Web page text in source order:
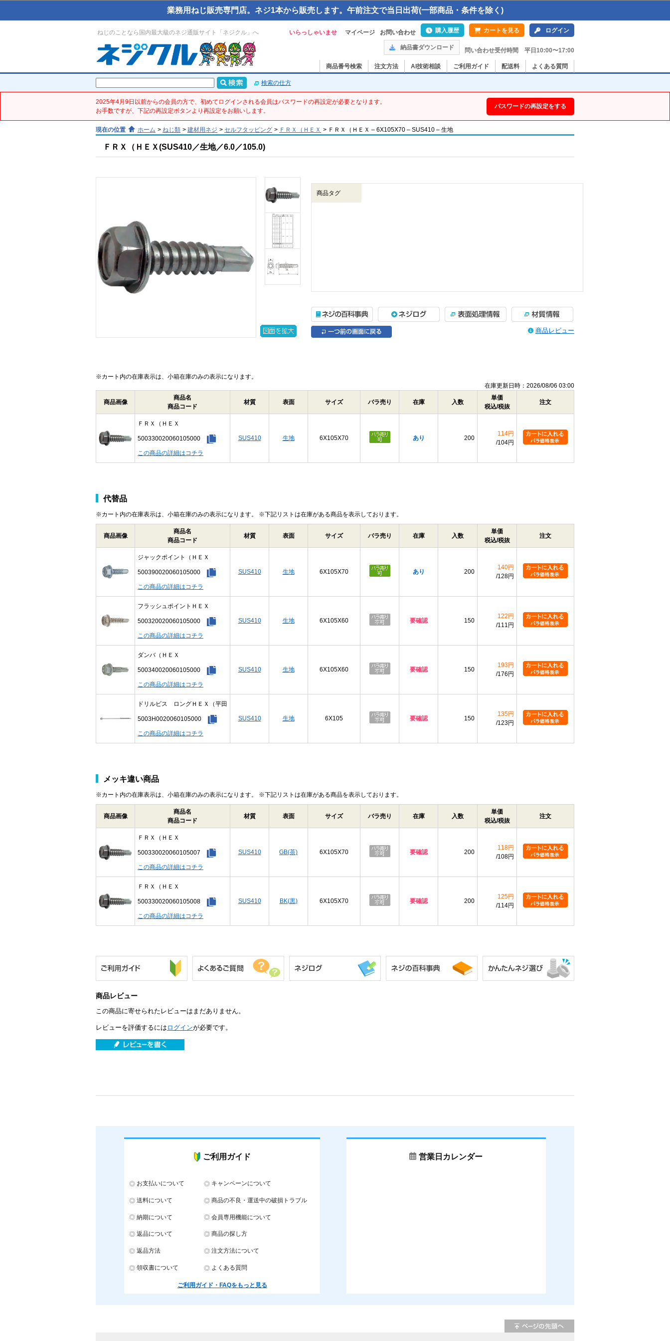
業務用ねじ販売専門店。ネジ1本から販売します。午前注文で当日出荷(一部商品・条件を除く)
ねじのことなら国内最大級のネジ通販サイト「ネジクル」へ いらっしゃいませ マイページ お問い合わせ 購入履歴 カートを見る ログイン
納品書ダウンロード 問い合わせ受付時間 平日10:00〜17:00
商品番号検索 注文方法 AI技術相談 ご利用ガイド 配送料 よくある質問
検索の仕方
2025年4月9日以前からの会員の方で、初めてログインされる会員はパスワードの再設定が必要となります。
お手数ですが、下記の再設定ボタンより再設定をお願いします。
パスワードの再設定をする
現在の位置 ホーム > ねじ類 > 建材用ネジ > セルフタッピング > ＦＲＸ（ＨＥＸ > ＦＲＸ（ＨＥＸ – 6X105X70 – SUS410 – 生地
ＦＲＸ（ＨＥＸ(SUS410／生地／6.0／105.0)
商品タグ
商品レビュー
※カート内の在庫表示は、小箱在庫のみの表示になります。
在庫更新日時：2026/08/06 03:00
商品画像
商品名
商品コード
材質 表面 サイズ バラ売り 在庫 入数
単価
税込/税抜
注文
ＦＲＸ（ＨＥＸ
500330020060105000
この商品の詳細はコチラ
SUS410 生地 6X105X70 あり 200
114円
104円
代替品
※カート内の在庫表示は、小箱在庫のみの表示になります。 ※下記リストは在庫がある商品を表示しております。
商品画像
商品名
商品コード
材質 表面 サイズ バラ売り 在庫 入数
単価
税込/税抜
注文
ジャックポイント（ＨＥＸ
500390020060105000
この商品の詳細はコチラ
SUS410 生地 6X105X70 あり 200
140円
128円
フラッシュポイントＨＥＸ
500320020060105000
この商品の詳細はコチラ
SUS410 生地 6X105X60 要確認 150
122円
111円
ダンバ（ＨＥＸ
500340020060105000
この商品の詳細はコチラ
SUS410 生地 6X105X60 要確認 150
193円
176円
ドリルビス ロングＨＥＸ（平田
5003H0020060105000
この商品の詳細はコチラ
SUS410 生地 6X105 要確認 150
135円
123円
メッキ違い商品
※カート内の在庫表示は、小箱在庫のみの表示になります。 ※下記リストは在庫がある商品を表示しております。
商品画像
商品名
商品コード
材質 表面 サイズ バラ売り 在庫 入数
単価
税込/税抜
注文
ＦＲＸ（ＨＥＸ
500330020060105007
この商品の詳細はコチラ
SUS410 GB(茶) 6X105X70 要確認 200
118円
108円
ＦＲＸ（ＨＥＸ
500330020060105008
この商品の詳細はコチラ
SUS410 BK(黒) 6X105X70 要確認 200
125円
114円
商品レビュー
この商品に寄せられたレビューはまだありません。
レビューを評価するには ログインが必要です。
ご利用ガイド
お支払いについて キャンペーンについて
送料について 商品の不良・運送中の破損トラブル
納期について 会員専用機能について
返品について 商品の探し方
返品方法 注文方法について
領収書について よくある質問
ご利用ガイド・FAQをもっと見る
営業日カレンダー